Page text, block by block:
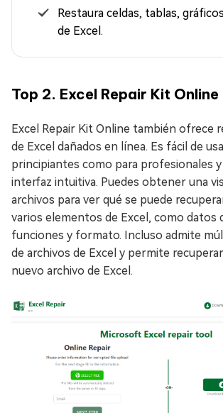
Restaura celdas, tablas,
de Excel.
Top 2. Excel Repair Kit Online
Excel Repair Kit Online también ofrece
de Excel dañados en línea. Es fácil de
principiantes como para profesionales
interfaz intuitiva. Puedes obtener una
archivos para ver qué se puede
varios elementos de Excel, como datos
funciones y formato. Incluso admite
de archivos de Excel y permite
nuevo archivo de Excel.